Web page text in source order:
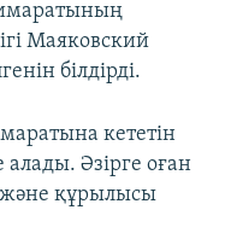
Маяковский
білдірді.
кететін
Әзірге оған
құрылысы